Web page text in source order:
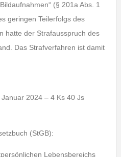
(§ 201a Abs. 1
geringen Teilerfolgs des
hatte der Strafausspruch des
Das Strafverfahren ist damit
2024 – 4 Ks 40 Js
(StGB):
Lebensbereichs